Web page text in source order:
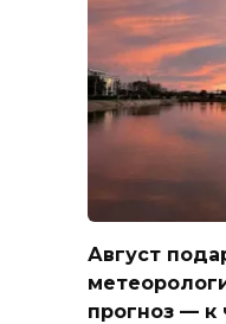
Август
прогноз — к